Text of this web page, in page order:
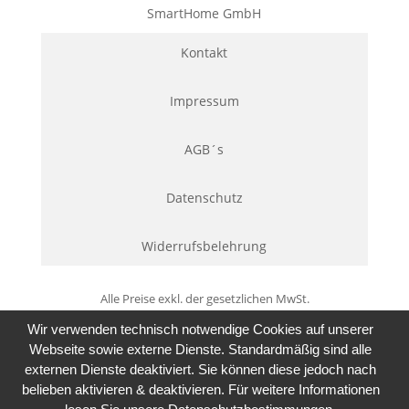
SmartHome GmbH
Kontakt
Impressum
AGB´s
Datenschutz
Widerrufsbelehrung
Alle Preise exkl. der gesetzlichen MwSt.
Wir verwenden technisch notwendige Cookies auf unserer
Webseite sowie externe Dienste. Standardmäßig sind alle
externen Dienste deaktiviert. Sie können diese jedoch nach
belieben aktivieren & deaktivieren. Für weitere Informationen